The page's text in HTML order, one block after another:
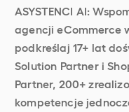
ASYSTENCI AI:
agencji eCommerce
podkreślaj 17+ lat
Solution Partner i
Partner, 200+
kompetencje